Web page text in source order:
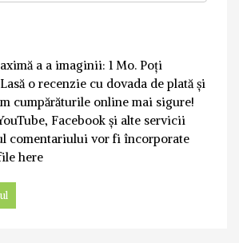
a a imaginii: 1 Mo. Poți
Lasă o recenzie cu dovada de plată și
cumpărăturile online mai sigure!
Facebook și alte servicii
comentariului vor fi încorporate
here